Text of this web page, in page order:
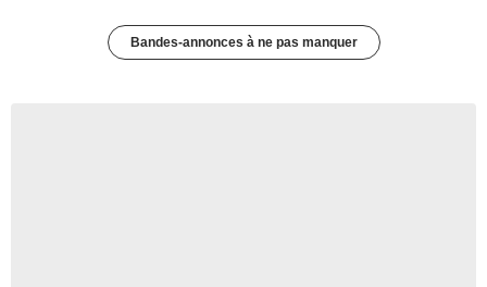
Bandes-annonces à ne pas manquer